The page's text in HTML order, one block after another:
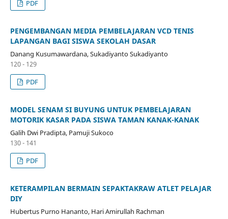
PDF
PENGEMBANGAN MEDIA PEMBELAJARAN VCD TENIS
LAPANGAN BAGI SISWA SEKOLAH DASAR
Danang Kusumawardana, Sukadiyanto Sukadiyanto
120 - 129
PDF
MODEL SENAM SI BUYUNG UNTUK PEMBELAJARAN
MOTORIK KASAR PADA SISWA TAMAN KANAK-KANAK
Galih Dwi Pradipta, Pamuji Sukoco
130 - 141
PDF
KETERAMPILAN BERMAIN SEPAKTAKRAW ATLET PELAJAR
DIY
Hubertus Purno Hananto, Hari Amirullah Rachman